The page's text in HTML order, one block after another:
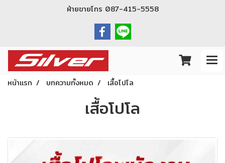
ฝ่ายขายโทร 087-415-5558
หน้าแรก บทความทั้งหมด เสื้อโปโล
เสื้อโปโล